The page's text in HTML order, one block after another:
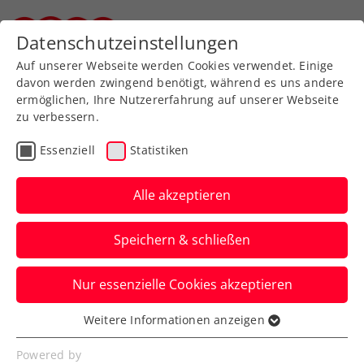
Zurück zur Newsübersicht
Turniere
Generali Open Kitzbühel:
Auch Schwärzler erhält
Wildcard
Dadurch stehen insgesamt vier
Österreicher im Hauptbewerb des ATP-
250-Heimturniers in Tirol.
Verfasst von: Presseaussendung / Redaktion, 16.07.2025
Datenschutzeinstellungen
Auf unserer Webseite werden Cookies verwendet. Einige
davon werden zwingend benötigt, während es uns andere
ermöglichen, Ihre Nutzererfahrung auf unserer Webseite
zu verbessern.
Essenziell Statistiken
Alle akzeptieren
Speichern & schließen
Nur essenzielle Cookies akzeptieren
Essenziell
Essenzielle Cookies werden für grundlegende
Weitere Informationen anzeigen
Powered by